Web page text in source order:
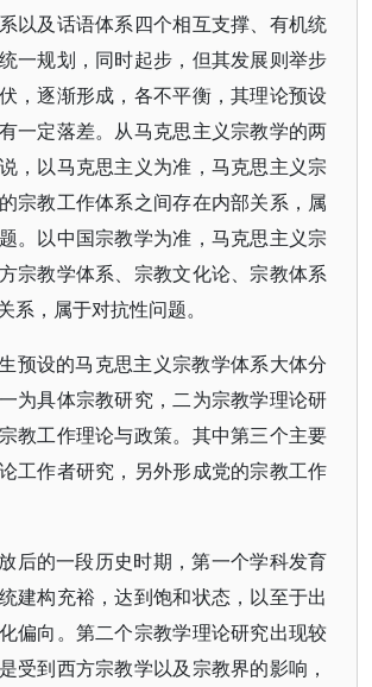
以及话语体系四个相互支撑、有机统
一规划，同时起步，但其发展则举步
，逐渐形成，各不平衡，其理论预设
一定落差。从马克思主义宗教学的两
，以马克思主义为准，马克思主义宗
宗教工作体系之间存在内部关系，属
。以中国宗教学为准，马克思主义宗
宗教学体系、宗教文化论、宗教体系
系，属于对抗性问题。
预设的马克思主义宗教学体系大体分
为具体宗教研究，二为宗教学理论研
教工作理论与政策。其中第三个主要
工作者研究，另外形成党的宗教工作
后的一段历史时期，第一个学科发育
建构充裕，达到饱和状态，以至于出
偏向。第二个宗教学理论研究出现较
受到西方宗教学以及宗教界的影响，